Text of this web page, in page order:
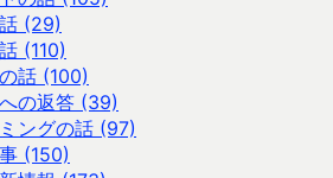
(29)
(110)
話 (100)
の返答 (39)
ングの話 (97)
(150)